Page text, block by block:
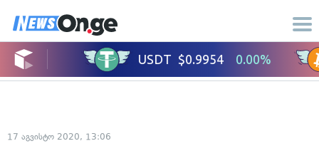
17 აგვისტო 2020, 13:06